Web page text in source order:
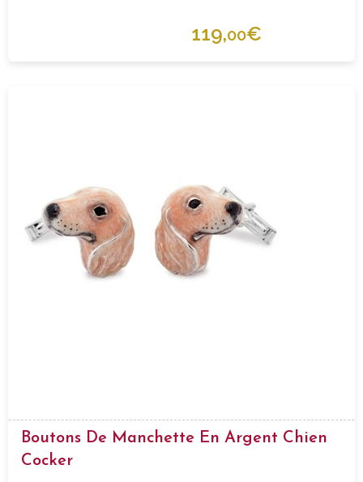
119,00€
Boutons De Manchette En Argent Chien
Cocker